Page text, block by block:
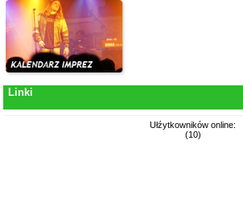
Linki
Ułźytkowników online:
(10)